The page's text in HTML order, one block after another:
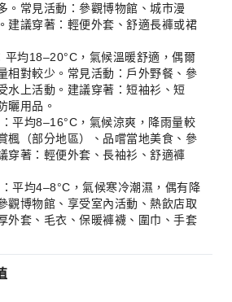
。常見活動：參觀博物館、城市漫
建議穿著：輕便外套、舒適長褲或裙
平均18–20°C，氣候溫暖舒適，偶爾
相對較少。常見活動：戶外野餐、參
水上活動。建議穿著：短袖衫、短
曬用品。
平均8–16°C，氣候涼爽，降雨量較
楓（部分地區）、品嚐當地美食、參
穿著：輕便外套、長袖衫、舒適褲
平均4–8°C，氣候寒冷潮濕，偶有降
觀博物館、享受室內活動、熱飲店取
外套、毛衣、保暖褲襪、圍巾、手套